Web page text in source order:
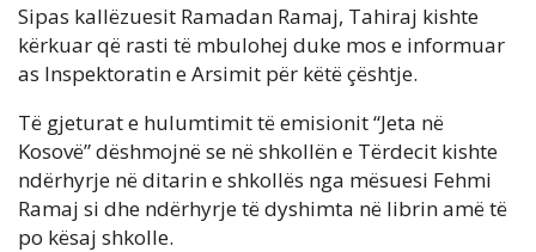
Sipas kallëzuesit Ramadan Ramaj, Tahiraj kishte
kërkuar që rasti të mbulohej duke mos e informuar
as Inspektoratin e Arsimit për këtë çështje.
Të gjeturat e hulumtimit të emisionit “Jeta në
Kosovë” dëshmojnë se në shkollën e Tërdecit kishte
ndërhyrje në ditarin e shkollës nga mësuesi Fehmi
Ramaj si dhe ndërhyrje të dyshimta në librin amë të
po kësaj shkolle.